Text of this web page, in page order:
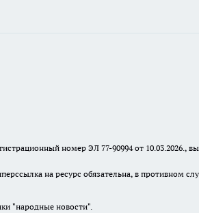
номер ЭЛ 77-90994 от 10.03.2026.,
на ресурс обязательна, в противном
"народные новости".